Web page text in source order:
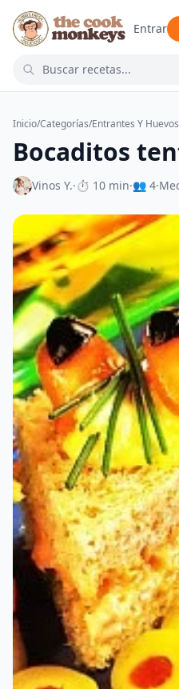
Entrar
Inicio/Categorías/Entrantes Y Huevos
Bocaditos
Vinos Y.·⏱ 10 min·👥 4·